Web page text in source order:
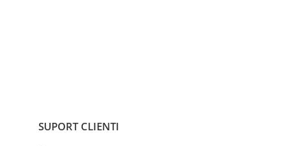
SUPORT CLIENTI